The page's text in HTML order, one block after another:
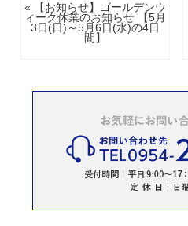
« 【お知らせ】ゴールデンウ
ィーク休業のお知らせ 【5月
3日(日)～5月6日(水)の4日
間】